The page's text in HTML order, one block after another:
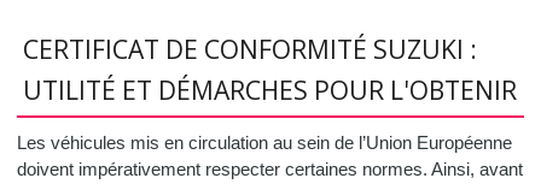
CERTIFICAT DE CONFORMITÉ SUZUKI :
UTILITÉ ET DÉMARCHES POUR L'OBTENIR
Les véhicules mis en circulation au sein de l’Union Européenne
doivent impérativement respecter certaines normes. Ainsi, avant